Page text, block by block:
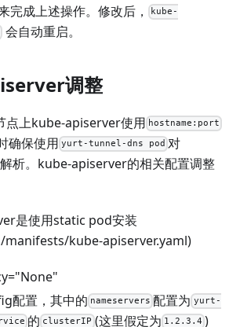
完成上述操作。修改后， kube-
会自动重启。
调整
点上kube-apiserver使用 hostname:port
确保使用 yurt-tunnel-dns pod 对
析。kube-apiserver的相关配置调整
是使用static pod安装
kube-apiserver.yaml)
配置，其中的 nameservers 配置为 yurt-
的 clusterIP (这里假定为 1.2.3.4 )